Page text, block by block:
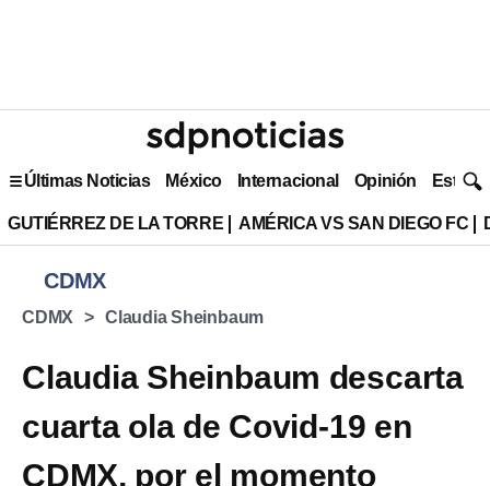
Últimas Noticias México Internacional Opinión Estilo
GUTIÉRREZ DE LA TORRE AMÉRICA VS SAN DIEGO FC
CDMX
CDMX Claudia Sheinbaum
Claudia Sheinbaum descarta
cuarta ola de Covid-19 en
CDMX, por el momento